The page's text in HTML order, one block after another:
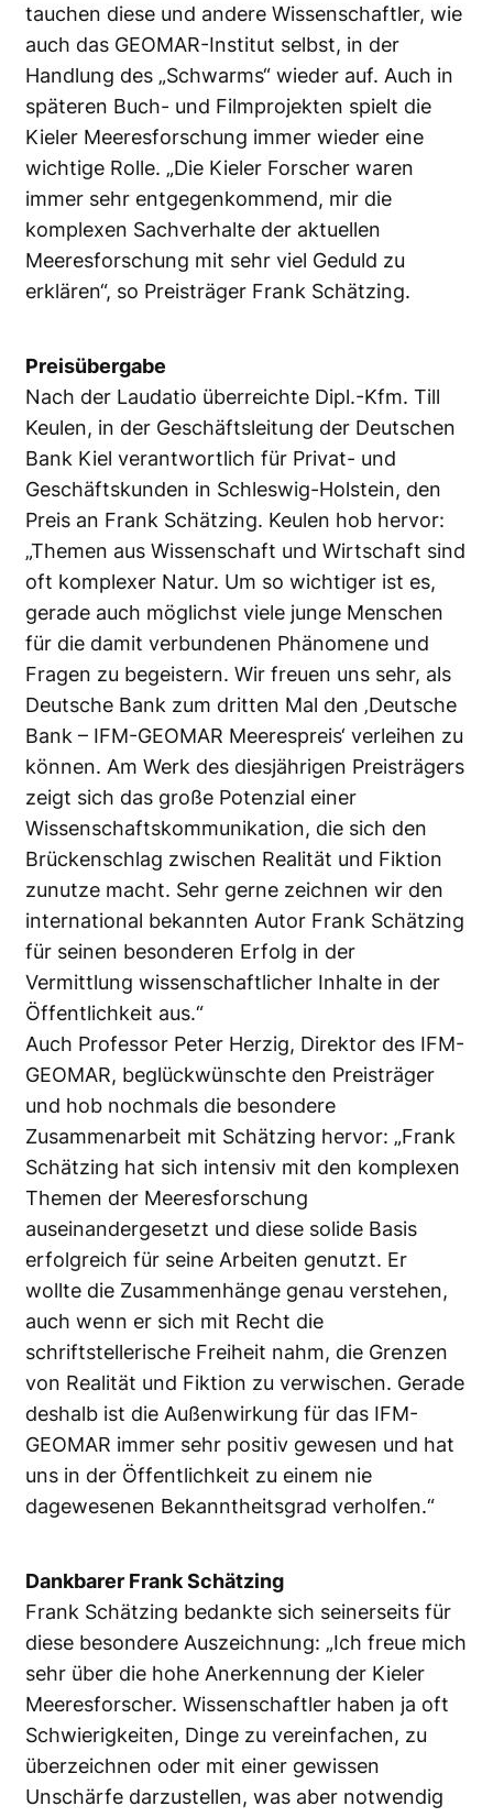
tauchen diese und andere Wissenschaftler, wie
auch das GEOMAR-Institut selbst, in der
Handlung des „Schwarms“ wieder auf. Auch in
späteren Buch- und Filmprojekten spielt die
Kieler Meeresforschung immer wieder eine
wichtige Rolle. „Die Kieler Forscher waren
immer sehr entgegenkommend, mir die
komplexen Sachverhalte der aktuellen
Meeresforschung mit sehr viel Geduld zu
erklären“, so Preisträger Frank Schätzing.
Preisübergabe
Nach der Laudatio überreichte Dipl.-Kfm. Till
Keulen, in der Geschäftsleitung der Deutschen
Bank Kiel verantwortlich für Privat- und
Geschäftskunden in Schleswig-Holstein, den
Preis an Frank Schätzing. Keulen hob hervor:
„Themen aus Wissenschaft und Wirtschaft sind
oft komplexer Natur. Um so wichtiger ist es,
gerade auch möglichst viele junge Menschen
für die damit verbundenen Phänomene und
Fragen zu begeistern. Wir freuen uns sehr, als
Deutsche Bank zum dritten Mal den ‚Deutsche
Bank – IFM-GEOMAR Meerespreis‘ verleihen zu
können. Am Werk des diesjährigen Preisträgers
zeigt sich das große Potenzial einer
Wissenschaftskommunikation, die sich den
Brückenschlag zwischen Realität und Fiktion
zunutze macht. Sehr gerne zeichnen wir den
international bekannten Autor Frank Schätzing
für seinen besonderen Erfolg in der
Vermittlung wissenschaftlicher Inhalte in der
Öffentlichkeit aus.“
Auch Professor Peter Herzig, Direktor des IFM-
GEOMAR, beglückwünschte den Preisträger
und hob nochmals die besondere
Zusammenarbeit mit Schätzing hervor: „Frank
Schätzing hat sich intensiv mit den komplexen
Themen der Meeresforschung
auseinandergesetzt und diese solide Basis
erfolgreich für seine Arbeiten genutzt. Er
wollte die Zusammenhänge genau verstehen,
auch wenn er sich mit Recht die
schriftstellerische Freiheit nahm, die Grenzen
von Realität und Fiktion zu verwischen. Gerade
deshalb ist die Außenwirkung für das IFM-
GEOMAR immer sehr positiv gewesen und hat
uns in der Öffentlichkeit zu einem nie
dagewesenen Bekanntheitsgrad verholfen.“
Dankbarer Frank Schätzing
Frank Schätzing bedankte sich seinerseits für
diese besondere Auszeichnung: „Ich freue mich
sehr über die hohe Anerkennung der Kieler
Meeresforscher. Wissenschaftler haben ja oft
Schwierigkeiten, Dinge zu vereinfachen, zu
überzeichnen oder mit einer gewissen
Unschärfe darzustellen, was aber notwendig